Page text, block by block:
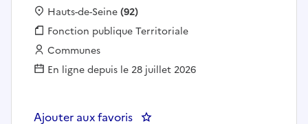
Localisation :
Hauts-de-Seine(92)
Fonction publique :
Fonction publique Territoriale
Employeur :
Communes
En ligne depuis le 28 juillet 2026
Ajouter aux favoris : Directeur de crèche (h/f) -